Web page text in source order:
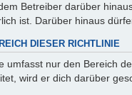
Betreiber darüber
ist. Darüber hinaus
DIESER RICHTLINIE
umfasst nur den Bereich
wird er dich darüber